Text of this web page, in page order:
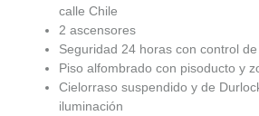
calle Chile
2 ascensores
Seguridad 24 horas con control
Piso alfombrado con pisoducto y
Cielorraso suspendido y de
iluminación